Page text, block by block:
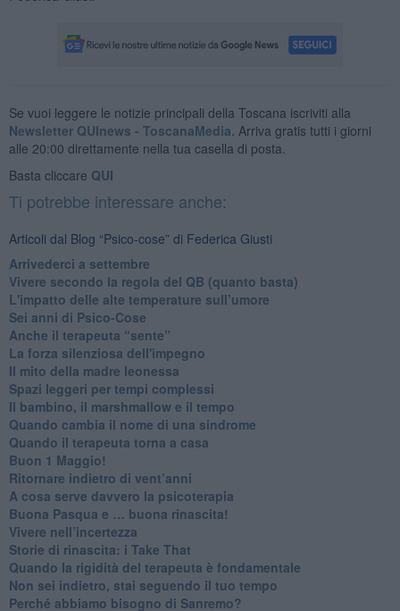
Se vuoi leggere le notizie principali della Toscana iscriviti alla
Newsletter QUInews - ToscanaMedia. Arriva gratis tutti i giorni
alle 20:00 direttamente nella tua casella di posta.
Basta cliccare QUI
Ti potrebbe interessare anche:
Articoli dal Blog “Psico-cose” di Federica Giusti
​Arrivederci a settembre
​Vivere secondo la regola del QB (quanto basta)
​L'impatto delle alte temperature sull’umore
Sei anni di Psico-Cose
​Anche il terapeuta “sente”
​La forza silenziosa dell'impegno
​Il mito della madre leonessa
Spazi leggeri per tempi complessi
Il bambino, il marshmallow e il tempo
​Quando cambia il nome di una sindrome
​Quando il terapeuta torna a casa
​Buon 1 Maggio!
Ritornare indietro di vent’anni
​A cosa serve davvero la psicoterapia
​Buona Pasqua e … buona rinascita!
​Vivere nell’incertezza
​Storie di rinascita: i Take That
​Quando la rigidità del terapeuta è fondamentale
​Non sei indietro, stai seguendo il tuo tempo
​Perché abbiamo bisogno di Sanremo?